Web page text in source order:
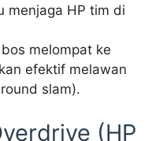
menjaga HP tim di
melompat ke
efektif melawan
slam).
(HP